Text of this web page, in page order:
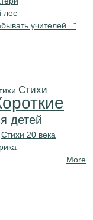
лес
учителей..."
Cтихи
детей
Стихи 20 века
More